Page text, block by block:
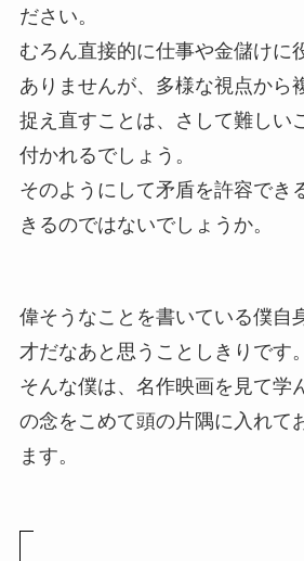
ださい。
むろん直接的に仕事や金儲けに
ありませんが、多様な視点から
捉え直すことは、さして難しい
付かれるでしょう。
そのようにして矛盾を許容でき
きるのではないでしょうか。
偉そうなことを書いている僕自
才だなあと思うことしきりです。
そんな僕は、名作映画を見て学
の念をこめて頭の片隅に入れて
ます。